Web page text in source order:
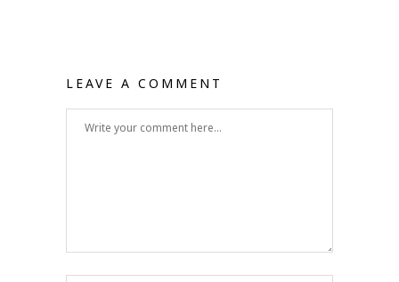
LEAVE A COMMENT